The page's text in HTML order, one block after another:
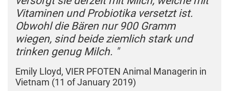
Vitaminen und Probiotika versetzt ist.
Obwohl die Bären nur 900 Gramm
wiegen, sind beide ziemlich stark und
trinken genug Milch. "
Emily Lloyd, VIER PFOTEN Animal Managerin in
Vietnam (11 of January 2019)